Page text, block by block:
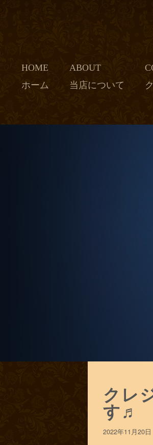
HOME
ホーム
ABOUT
当店について
クレ
す♬
2022年11月20日